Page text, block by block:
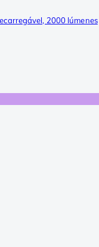
2000 lúmenes